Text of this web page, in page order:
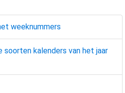
weeknummers
soorten kalenders van het jaar